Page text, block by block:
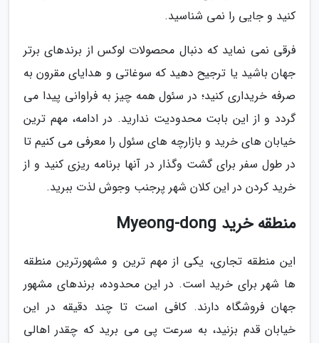
کنید و جایی را نمی شناسید.
فرقی نمی نماید که دنبال محصولات لوکس از برندهای برتر
جهان باشید یا ترجیح دهید که سوغاتی و هدایای مقرون به
صرفه خریداری کنید؛ در سئول همه چیز به فراوانی پیدا می
گردد و از این بابت محدودیت ندارید. در ادامه، مهم ترین
خیابان های خرید و بازارچه های سئول را معرفی می کنیم تا
در طول سفر برای گشت وگذار در آنها برنامه ریزی کنید و از
خرید کردن در این کلان شهر پرجنب وجوش لذت ببرید.
منطقه خرید Myeong-dong
این منطقه تجاری، یکی از مهم ترین و مشهورترین منطقه
ها شهر برای خرید است. در این محدوده، برندهای مشهور
جهان فروشگاه دارند. کافی است تا چند دقیقه در این
خیابان قدم بزنید، به سرعت پی می برید که چقدر اهالی